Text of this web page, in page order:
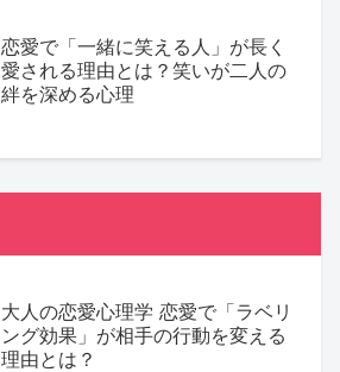
恋愛で「一緒に笑える人」が長く
愛される理由とは？笑いが二人の
絆を深める心理
大人の恋愛心理学 恋愛で「ラベリ
ング効果」が相手の行動を変える
理由とは？